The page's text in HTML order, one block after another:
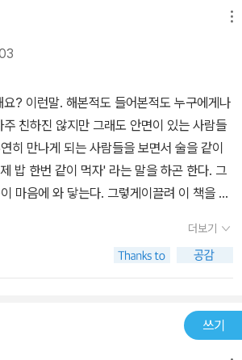
? 이런말. 해본적도 들어본적도 누구에게나
친하진 않지만 그래도 안면이 있는 사람들
히 만나게 되는 사람들을 보면서 술을 같이
밥 한번 같이 먹자' 라는 말을 하곤 한다. 그
마음에 와 닿는다. 그렇게이끌려 이 책을 읽
보이는 음식들을 생각하면서 이 음식들을 먹
도 해본다.작가 유지나는 소중한 사람들을 위
파리, 일본, 제주 등에서 소중한 추억이 담긴
즐기며 글을 쓴다. 그리고 그 곳에서 그녀가
요리에는 특별한 메뉴가 없다. 그녀가 하고 싶
더보기
쓰기